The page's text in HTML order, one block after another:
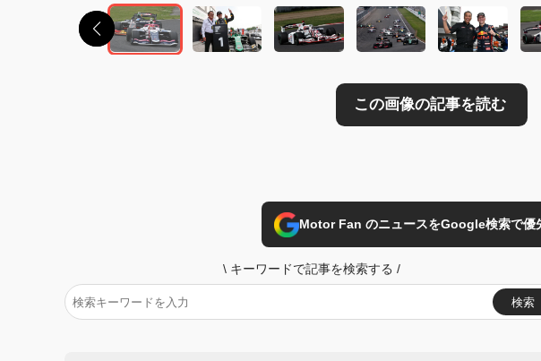
Motor Fan のニュースをGoogle検索で優
\ キーワードで記事を検索する /
検索